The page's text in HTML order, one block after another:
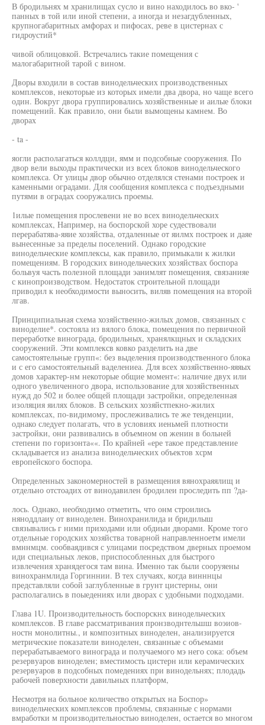
В бродильнях м хранилищах сусло и вино находилось во вко- '
панных в той или иной степени, а иногда и незагдубленных,
крупногабаритных амфорах и пифосах, реве в цистернах с
гидроустий*
чивой облицовкой. Встречались такие помещения с
малогабаритной тарой с вином.
Дворы входили в состав винодельческих производственных
комплексов, некоторые из которых имели два двора, но чаще всего
один. Вокруг двора группировались хозяйственные и аилые блоки
помещений. Как правило, они были вымощены камнем. Во
дворах
- ta -
яогли располагаться коллдци, ямм и подсобные сооружения. По
двор вели выходы практически из всех блоков винодельческого
комплекса. От улицы двор обычно отделялся стенами построек и
каменными оградами. Для сообщения комплекса с подъездными
путями в оградах сооружались проемы.
1илые помещения прослевени не во всех винодельческих
комплексах, Например, на боспорской хоре судествовали
перерабатява-яяие хозяйства, отдаленные от яилмх построек и даяе
вынесенные за пределы поселений. Однако городские
винодельческие комплексы, как правило, примыкали к жилки
помещениям. В городских винодельческих хозяйствах боспора
больвуя часть полезной площади эанимлят помещения, связанияе
с кинопроизводством. Недостаток строительной площади
приводил к необходимости выносить, виляв помещения на второй
лгав.
Принципиальная схема хозяйственно-жилых домов, связанных с
виноделие*. состояла из вялого блока, помещения по первичной
переработке винограда, бродильных, хранялкщных и складских
сооружений. Эти комплексв ковко разделить на две
самостоятельные групп«: без выделения производственного блока
и с его самостоятельный ваделениеа. Для всех хозяйственно-яяяых
домов характер-нм некоторые общие момент«: наличие двух или
одного увеличенного двора, использование для хозяйственных
нужд до 502 и более общей площади застройки, определенная
изоляция яилях блоков. В сельских хозяйстпекно-жилих
комплексах, по-видимому, прослеживались те же тенденции,
однако следует полагать, что в условиях иеньмей плотности
застройки, они развивались в объемном on женин в больней
степени по горизонта««. По крайней «ере такое представление
складывается из анализа винодельческих объектов хсрм
европейского боспора.
Определенных закономерностей в размещения вянохраяялищ и
отдельно отстоадих от винодавилен бродилеи проследить пп ?да-
лось. Однако, необходимо отметить, что онм строились
няноддлаиу от виноделен. Винохранилида и бридилыш
связывались г ними приходами или обдиыи дворами. Кроме того
отдельные городских хозяйства товарной направленноетм имели
вмннмцм. сообваядився с улицами посредством дверных проемом
иди специальных леков, приспособленных для быстрого
извлечения хранядегося там вина. Именно так были сооруяены
винохранмлида Горгиннии. В тех случаях, когда винннцы
представляли собой заглубленные в грунт цистерны, они
располагались в поыедениях или дворах с удобными подходами.
Глава 1U. Производительность боспорскнх винодельческих
комплексов. В главе рассматривания пронзводнтельшш воэиов-
ностн монолитны., и композитных виноделен, анализируется
метрические показатели виноделен, связанные с объемами
перерабатываемого винограда и получаемого мэ него сока: объем
резервуаров виноделен; вместимость цистерн или керамических
резервуаров в подсобных помедениях при винодельнях; плодадь
рабочей поверхности давильных платформ,
Несмотря на больное количество открытых на Боспор»
винодельческих комплексов проблемы, связанные с нормами
вмработки м производительностью виноделен, остается во многом